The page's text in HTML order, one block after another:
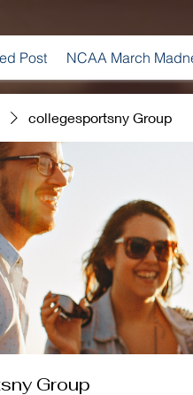
Post NCAA March
collegesportsny Group
Group